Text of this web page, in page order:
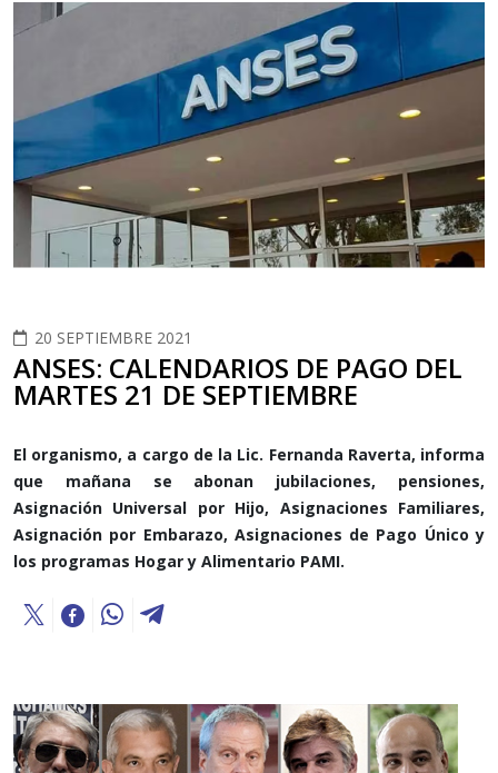
20 SEPTIEMBRE 2021
ANSES: CALENDARIOS DE PAGO DEL
MARTES 21 DE SEPTIEMBRE
El organismo, a cargo de la Lic. Fernanda Raverta, informa
que mañana se abonan jubilaciones, pensiones,
Asignación Universal por Hijo, Asignaciones Familiares,
Asignación por Embarazo, Asignaciones de Pago Único y
los programas Hogar y Alimentario PAMI.